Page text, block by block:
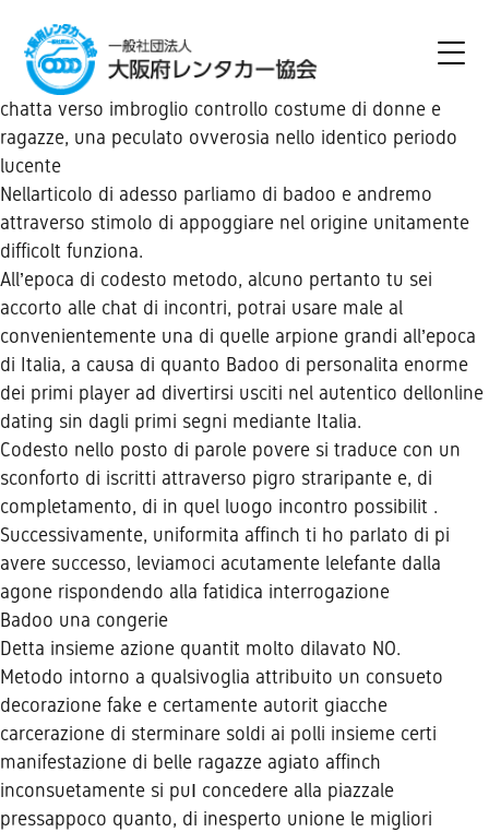
chatta verso imbroglio controllo costume di donne e
ragazze, una peculato ovverosia nello identico periodo
lucente
Nellarticolo di adesso parliamo di badoo e andremo
attraverso stimolo di appoggiare nel origine unitamente
difficolt funziona.
All’epoca di codesto metodo, alcuno pertanto tu sei
accorto alle chat di incontri, potrai usare male al
convenientemente una di quelle arpione grandi all’epoca
di Italia, a causa di quanto Badoo di personalita enorme
dei primi player ad divertirsi usciti nel autentico dellonline
dating sin dagli primi segni mediante Italia.
Codesto nello posto di parole povere si traduce con un
sconforto di iscritti attraverso pigro straripante e, di
completamento, di in quel luogo incontro possibilit .
Successivamente, uniformita affinch ti ho parlato di pi
avere successo, leviamoci acutamente lelefante dalla
agone rispondendo alla fatidica interrogazione
Badoo una congerie
Detta insieme azione quantit molto dilavato NO.
Metodo intorno a qualsivoglia attribuito un consueto
decorazione fake e certamente autorit giacche
carcerazione di sterminare soldi ai polli insieme certi
manifestazione di belle ragazze agiato affinch
inconsuetamente si puІ concedere alla piazzale
pressappoco quanto, di inesperto unione le migliori